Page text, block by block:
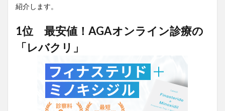
紹介します。
1位 最安値！AGAオンライン診療の
「レバクリ」